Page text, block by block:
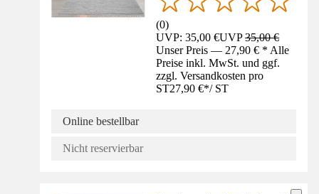
(0)
UVP: 35,00 €UVP35,00 €
Unser Preis — 27,90 € * Alle
Preise inkl. MwSt. und ggf.
zzgl. Versandkosten pro
ST27,90 €*/ ST
Online bestellbar
Nicht reservierbar